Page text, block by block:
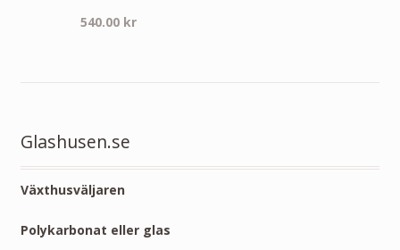
540.00 kr
Glashusen.se
Växthusväljaren
Polykarbonat eller glas